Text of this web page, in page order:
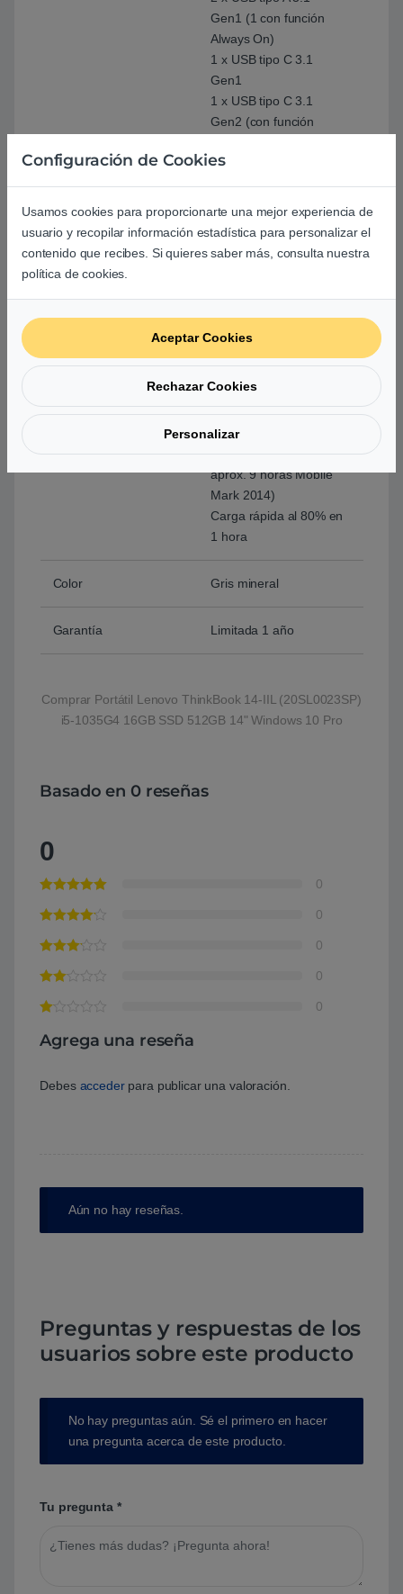
Gen1 (1 con función
Always On)
1 x USB tipo C 3.1
Gen1
1 x USB tipo C 3.1
Gen2 (con función
delivery)
1 x HDMI 1.4b
Altavoces 2x2W con
Dolby Audio y
Microfono doble.
Dimensiones 326 x 230 x 17,9 mm
Peso 1,4 kg
Batería
45Wh (Autonomia
aprox. 9 horas Mobile
Mark 2014)
Carga rápida al 80% en
1 hora
Color Gris mineral
Garantía Limitada 1 año
Comprar Portátil Lenovo ThinkBook 14-IIL (20SL0023SP)
i5-1035G4 16GB SSD 512GB 14" Windows 10 Pro
Basado en 0 reseñas
0
0
0
0
0
0
Agrega una reseña
Debes accederpara publicar una valoración.
Aún no hay reseñas.
Preguntas y respuestas de los
usuarios sobre este producto
No hay preguntas aún. Sé el primero en hacer
una pregunta acerca de este producto.
Tu pregunta *
Configuración de Cookies
Usamos cookies para proporcionarte una mejor experiencia de
usuario y recopilar información estadística para personalizar el
contenido que recibes. Si quieres saber más, consulta nuestra
política de cookies.
Aceptar Cookies
Rechazar Cookies
Personalizar